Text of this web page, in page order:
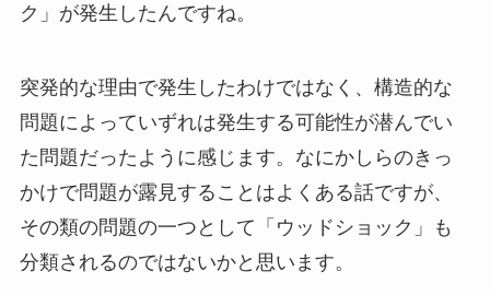
ク」が発生したんですね。
突発的な理由で発生したわけではなく、構造的な
問題によっていずれは発生する可能性が潜んでい
た問題だったように感じます。なにかしらのきっ
かけで問題が露見することはよくある話ですが、
その類の問題の一つとして「ウッドショック」も
分類されるのではないかと思います。